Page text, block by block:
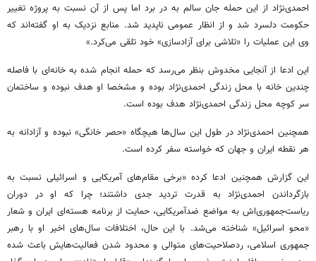
احمدی‌نژاد از این حمله جان سالم به در برد اما پس از آن نسبت به پروژه تغییر
حکومت دلسرد شد و از انظار عمومی ناپدید شد. منابع نزدیک به او گفته‌اند که
وی این عملیات را «تلاشی برای آزادسازی» خود تلقی می‌کرد.»
این ادعا از آنجایی مخدوش بنظر می‌رسد که حمله انجام شده به خانه‌ای با فاصله
چندین خانه با محل زندگی احمدی‌نژاد بوده و مشخصا او هدف نبوده و ساختمان
سر کوچه محل زندگی احمدی‌نژاد هدف بوده است.
همچنین احمدی‌نژاد در طول این سال‌ها هیچگاه «حصر خانگی» نبوده و آزادانه به
هر نقطه ایران و جهان که خواسته سفر کرده است.
این گزارش همچنین ادعا کرده «برخی مقام‌های آمریکایی و اسرائیلی نسبت به
بازگرداندن احمدی‌نژاد به قدرت تردید جدی داشتند؛ چرا که او در دوران
ریاست‌جمهوری‌اش به مواضع ضدآمریکایی، حمایت از برنامه هسته‌ای ایران و شعار
«محو اسرائیل» شناخته می‌شد. با این حال، اختلافات سال‌های اخیر او با رهبر
جمهوری اسلامی، ردصلاحیت‌های متوالی و محدود شدن فعالیت‌هایش باعث شده